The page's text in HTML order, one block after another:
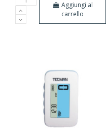
Aggiungi al
carrello